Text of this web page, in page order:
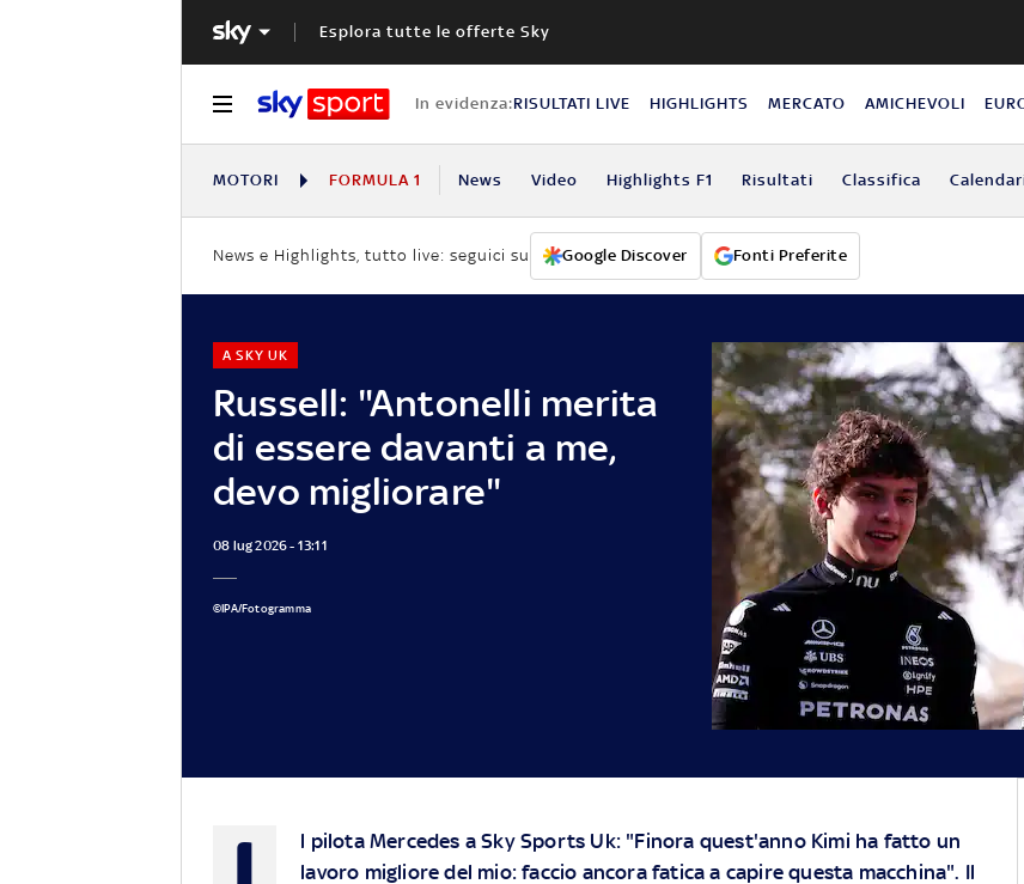
Esplora tutte le offerte Sky
In evidenza:RISULTATI LIVE HIGHLIGHTS MERCATO AMICHEVOLI
MOTORI FORMULA 1 News Video Highlights F1 Risultati Classifica
News e Highlights, tutto live: seguici su Google Discover Fonti Preferite
Russell: "Antonelli merita
di essere davanti a me,
devo migliorare"
A SKY UK
08 lug 2026 - 13:11
©IPA/Fotogramma
l pilota Mercedes a Sky Sports Uk: "Finora quest'anno Kimi ha fatto un
lavoro migliore del mio: faccio ancora fatica a capire questa macchina". Il